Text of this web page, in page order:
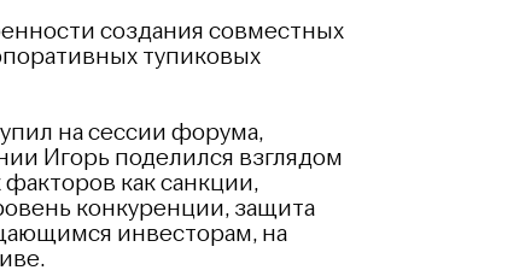
создания совместных
тупиковых
на сессии форума,
Игорь поделился взглядом
как санкции,
конкуренции, защита
инвесторам, на